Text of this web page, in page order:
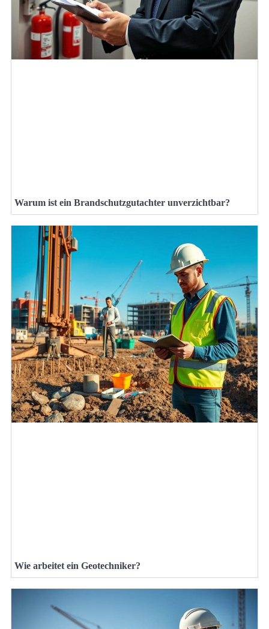
Warum ist ein Brandschutzgutachter unverzichtbar?
Wie arbeitet ein Geotechniker?